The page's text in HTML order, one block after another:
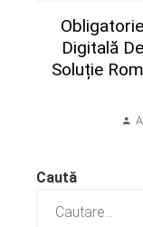
Digitală
Soluție
Caută